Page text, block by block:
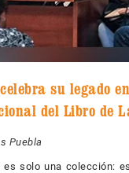
su legado
del Libro de
Puebla
es solo una colección: